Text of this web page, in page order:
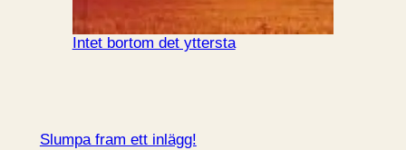
Intet bortom det yttersta
Slumpa fram ett inlägg!